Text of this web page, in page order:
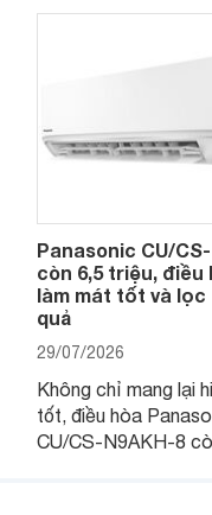
Panasonic CU/
còn 6,5 triệu, điều
làm mát tốt và lọc
quả
29/07/2026
Không chỉ mang lại
tốt, điều hòa
CU/CS-N9AKH-8